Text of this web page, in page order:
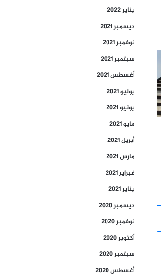
يناير 2022
ديسمبر 2021
نوفمبر 2021
سبتمبر 2021
أغسطس 2021
يوليو 2021
يونيو 2021
مايو 2021
أبريل 2021
مارس 2021
فبراير 2021
يناير 2021
ديسمبر 2020
نوفمبر 2020
أكتوبر 2020
سبتمبر 2020
أغسطس 2020